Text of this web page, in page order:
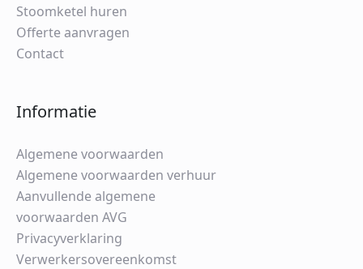
Stoomketel huren
Offerte aanvragen
Contact
Informatie
Algemene voorwaarden
Algemene voorwaarden verhuur
Aanvullende algemene
voorwaarden AVG
Privacyverklaring
Verwerkersovereenkomst